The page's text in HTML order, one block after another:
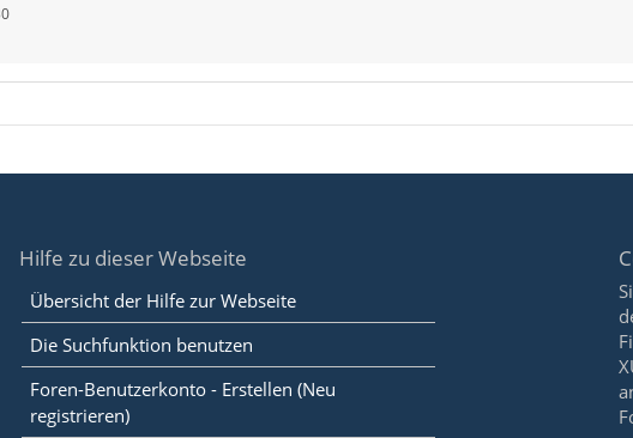
Hilfe zu dieser Webseite
Übersicht der Hilfe zur Webseite
Die Suchfunktion benutzen
Foren-Benutzerkonto - Erstellen (Neu
registrieren)